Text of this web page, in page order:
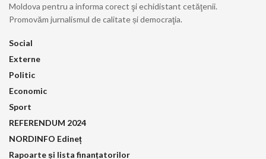
Moldova pentru a informa corect şi echidistant cetăţenii.
Promovăm jurnalismul de calitate și democraţia.
Social
Externe
Politic
Economic
Sport
REFERENDUM 2024
NORDINFO Edineț
Rapoarte și lista finanțatorilor